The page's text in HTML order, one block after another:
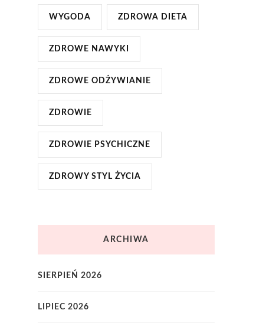
WYGODA ZDROWA DIETA
ZDROWE NAWYKI
ZDROWE ODŻYWIANIE
ZDROWIE
ZDROWIE PSYCHICZNE
ZDROWY STYL ŻYCIA
ARCHIWA
SIERPIEŃ 2026
LIPIEC 2026